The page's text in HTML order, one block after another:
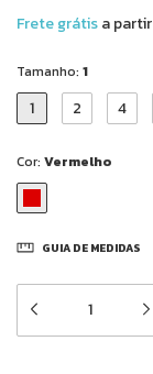
Frete grátisa
Tamanho: 1
1 2 4
Cor: Vermelho
GUIA DE MEDIDAS